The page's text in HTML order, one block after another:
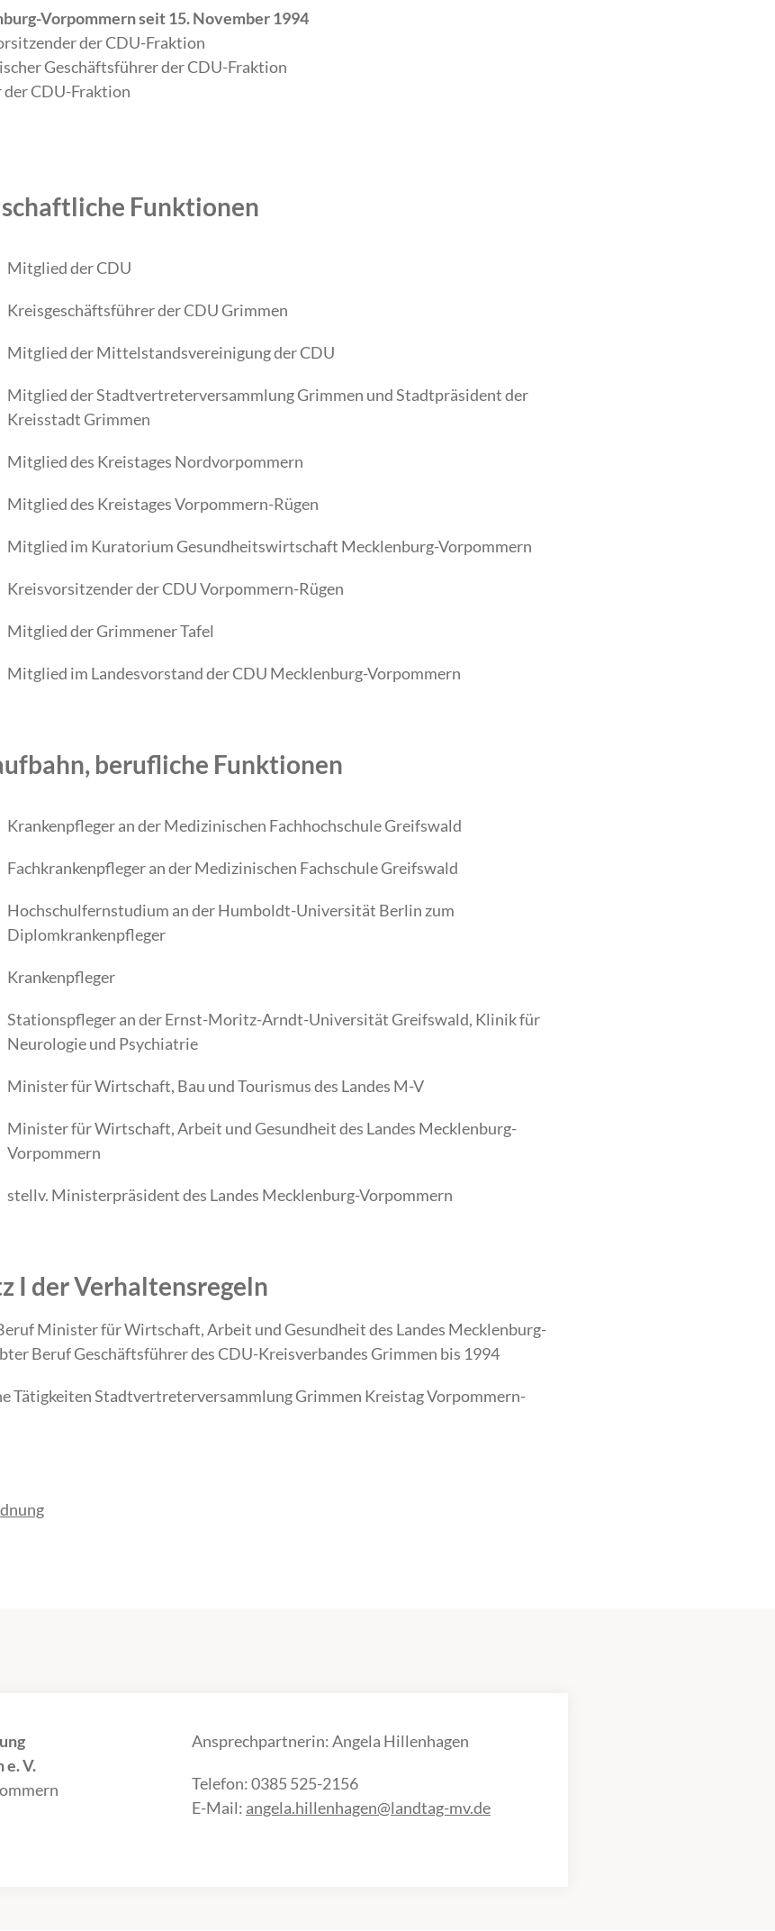
Vorpommern seit 15. November 1994
der CDU-Fraktion
Geschäftsführer der CDU-Fraktion
CDU-Fraktion
Funktionen
Mitglied der CDU
Kreisgeschäftsführer der CDU Grimmen
Mitglied der Mittelstandsvereinigung der CDU
Mitglied der Stadtvertreterversammlung Grimmen und Stadtpräsident der
Kreisstadt Grimmen
Mitglied des Kreistages Nordvorpommern
Mitglied des Kreistages Vorpommern-Rügen
Mitglied im Kuratorium Gesundheitswirtschaft Mecklenburg-Vorpommern
Kreisvorsitzender der CDU Vorpommern-Rügen
Mitglied der Grimmener Tafel
Mitglied im Landesvorstand der CDU Mecklenburg-Vorpommern
berufliche Funktionen
Krankenpfleger an der Medizinischen Fachhochschule Greifswald
Fachkrankenpfleger an der Medizinischen Fachschule Greifswald
Hochschulfernstudium an der Humboldt-Universität Berlin zum
Diplomkrankenpfleger
Krankenpfleger
Stationspfleger an der Ernst-Moritz-Arndt-Universität Greifswald, Klinik für
Neurologie und Psychiatrie
Minister für Wirtschaft, Bau und Tourismus des Landes M-V
Minister für Wirtschaft, Arbeit und Gesundheit des Landes Mecklenburg-
Vorpommern
stellv. Ministerpräsident des Landes Mecklenburg-Vorpommern
I der Verhaltensregeln
Minister für Wirtschaft, Arbeit und Gesundheit des Landes Mecklenburg-
Beruf Geschäftsführer des CDU-Kreisverbandes Grimmen bis 1994
Tätigkeiten Stadtvertreterversammlung Grimmen Kreistag Vorpommern-
V.
Ansprechpartnerin: Angela Hillenhagen
Telefon: 0385 525-2156
E-Mail: angela.hillenhagen@landtag-mv.de